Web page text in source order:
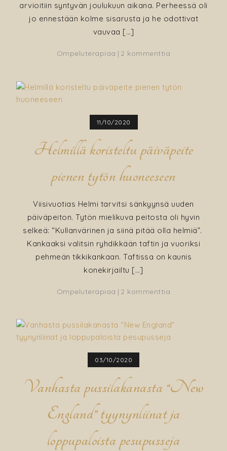
arvioitiin syntyvän joulukuun aikana. Perheessä oli
jo ennestään kolme sisarusta ja he odottivat
vauvaa […]
Ompeluterapiaa 2 kommenttia
11/10/2020
Helmillä koristeltu päiväpeite
pienen tytön huoneeseen
Viisivuotias Helmi tarvitsi sänkyynsä uuden
päiväpeiton. Tytön mielikuva peitosta oli hyvin
selkeä: “Kullanvärinen ja siinä pitää olla helmiä”.
Kankaaksi valitsin ryhdikkään taftin ja vuoriksi
pehmeän tikkikankaan. Taftissa on kaunis
konekirjailtu […]
Ompeluterapiaa 2 kommenttia
päiväpeite
pienen
03/10/2020
Vanhasta pussilakanasta “New
England” tyynynliinat ja
loppupaloista pesupusseja